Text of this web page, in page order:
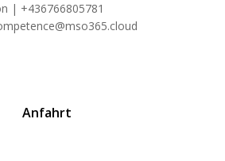
| +436766805781
Anfahrt